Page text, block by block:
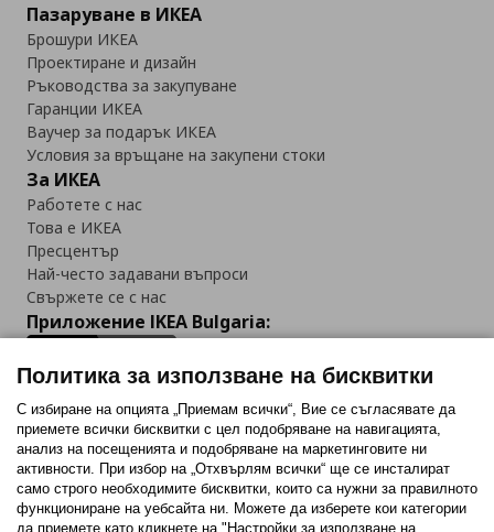
Пазаруване в ИКЕА
Брошури ИКЕА
Проектиране и дизайн
Ръководства за закупуване
Гаранции ИКЕА
Ваучер за подарък ИКЕА
Условия за връщане на закупени стоки
За ИКЕА
Работете с нас
Това е ИКЕА
Пресцентър
Най-често задавани въпроси
Свържете се с нас
Приложение IKEA Bulgaria:
Последвайте ни:
FacebookTwitterYoutubePinterestInstagram
Политика за използване на бисквитки
С избиране на опцията „Приемам всички“, Вие се съгласявате да
приемете всички бисквитки с цел подобряване на навигацията,
анализ на посещенията и подобряване на маркетинговите ни
активности. При избор на „Отхвърлям всички“ ще се инсталират
само строго необходимитe бисквитки, които са нужни за правилното
функциониране на уебсайта ни. Можете да изберете кои категории
да приемете като кликнете на "Настройки за използване на